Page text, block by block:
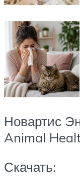
Новартис
Animal
Скачать: